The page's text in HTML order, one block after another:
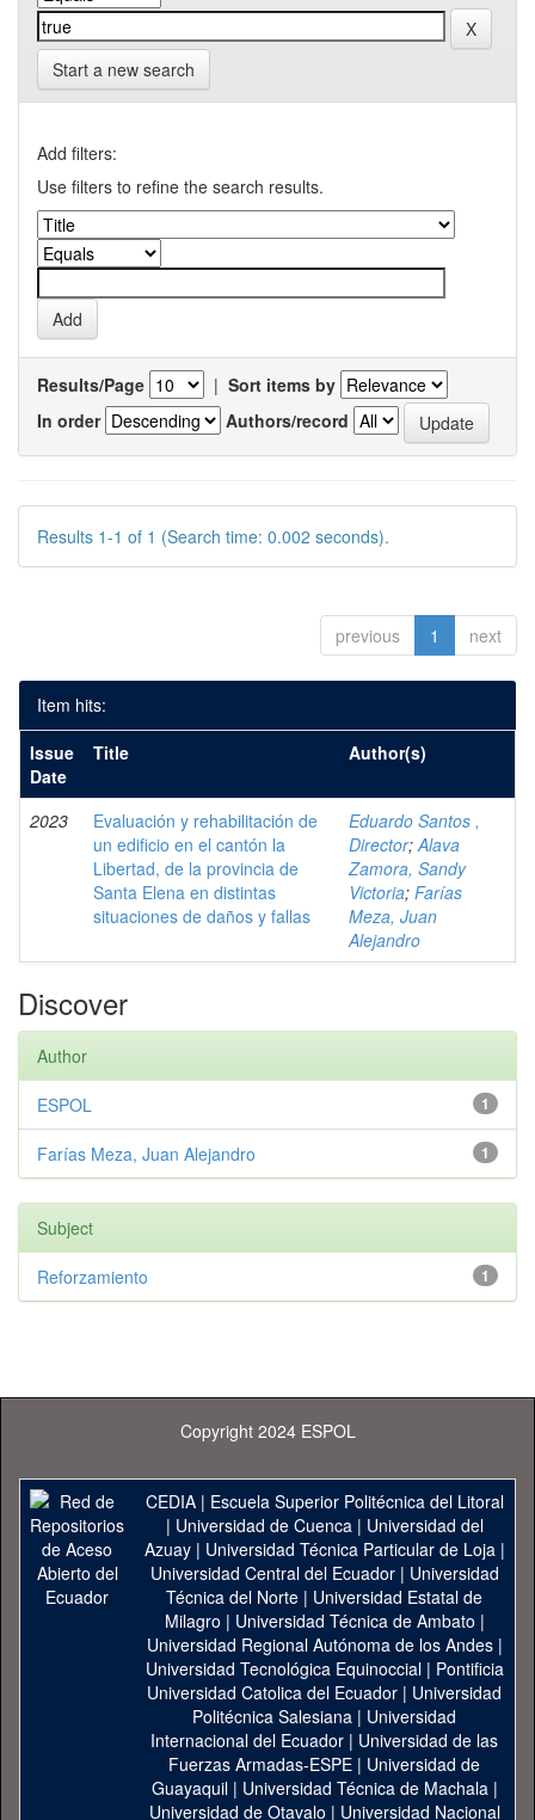
Start a new search
Add filters:
Use filters to refine the search results.
Results/Page | Sort items by
In order
Authors/record
Results 1-1 of 1 (Search time: 0.002 seconds).
previous 1 next
Item hits:
Issue
Date
Title Author(s)
2023
Evaluación y rehabilitación de
un edificio en el cantón la
Libertad, de la provincia de
Santa Elena en distintas
situaciones de daños y fallas
Eduardo Santos ,
Director;Alava
Zamora, Sandy
Victoria; Farías
Meza, Juan
Alejandro
Discover
Author
1
ESPOL
1
Farías Meza, Juan Alejandro
Subject
1
Reforzamiento
Copyright 2024 ESPOL
CEDIA| Escuela Superior Politécnica del Litoral
| Universidad de Cuenca| Universidad del
Azuay| Universidad Técnica Particular de Loja|
Universidad Central del Ecuador| Universidad
Técnica del Norte | Universidad Estatal de
Milagro | Universidad Técnica de Ambato |
Universidad Regional Autónoma de los Andes|
Universidad Tecnológica Equinoccial| Pontificia
Universidad Catolica del Ecuador | Universidad
Politécnica Salesiana | Universidad
Internacional del Ecuador | Universidad de las
Fuerzas Armadas-ESPE | Universidad de
Guayaquil| Universidad Técnica de Machala|
Universidad de Otavalo | Universidad Nacional